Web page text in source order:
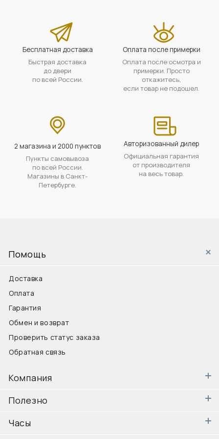
Бесплатная доставка
Быстрая доставка
до двери
по всей России.
Оплата после примерки
Оплата после осмотра и
примерки. Просто
откажитесь,
если товар не подошел.
2 магазина и 2000 пунктов
Пункты самовывоза
по всей России.
Магазины в Санкт-
Петербурге.
Авторизованный дилер
Официальная гарантия
от производителя
на весь товар.
Помощь
Доставка
Оплата
Гарантия
Обмен и возврат
Проверить статус заказа
Обратная связь
Компания
Полезно
Часы